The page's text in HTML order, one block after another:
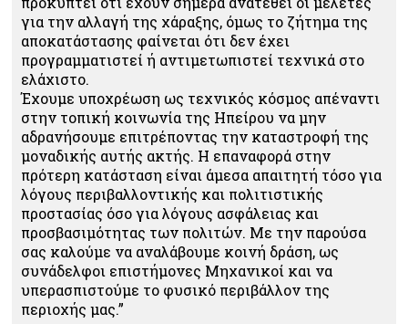
για την αλλαγή της χάραξης, όμως το ζήτημα της
αποκατάστασης φαίνεται ότι δεν έχει
προγραμματιστεί ή αντιμετωπιστεί τεχνικά στο
ελάχιστο.
Έχουμε υποχρέωση ως τεχνικός κόσμος απέναντι
στην τοπική κοινωνία της Ηπείρου να μην
αδρανήσουμε επιτρέποντας την καταστροφή της
μοναδικής αυτής ακτής. Η επαναφορά στην
πρότερη κατάσταση είναι άμεσα απαιτητή τόσο για
λόγους περιβαλλοντικής και πολιτιστικής
προστασίας όσο για λόγους ασφάλειας και
προσβασιμότητας των πολιτών. Με την παρούσα
σας καλούμε να αναλάβουμε κοινή δράση, ως
συνάδελφοι επιστήμονες Μηχανικοί και να
υπερασπιστούμε το φυσικό περιβάλλον της
περιοχής μας.”